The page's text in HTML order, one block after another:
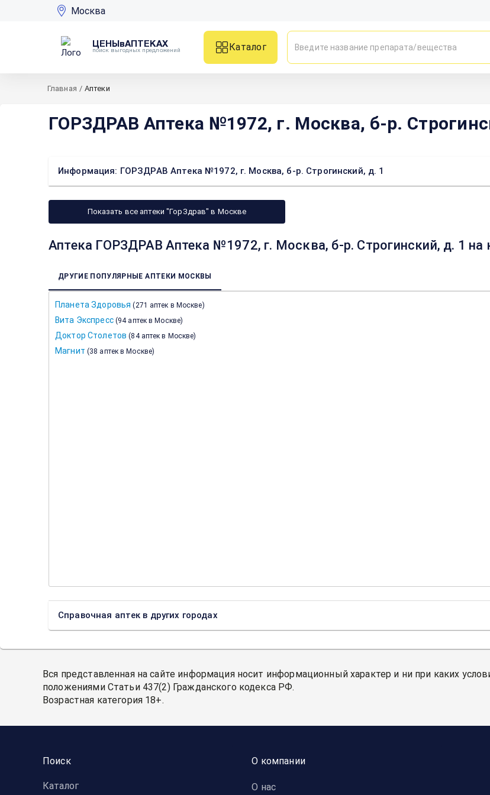
Москва
ЦЕНЫвАПТЕКАХ
поиск выгодных предложений
Каталог
Главная / Аптеки
ГОРЗДРАВ Аптека №1972, г. Москва, б-р.
Информация: ГОРЗДРАВ Аптека №1972, г. Москва, б-р. Строгинский, д. 1
Показать все аптеки "ГорЗдрав" в Москве
Аптека ГОРЗДРАВ Аптека №1972, г. Москва, б-р. Строгинский, д. 1
ДРУГИЕ ПОПУЛЯРНЫЕ АПТЕКИ МОСКВЫ
Планета Здоровья (271 аптек в Москве)
Вита Экспресс (94 аптек в Москве)
Доктор Столетов (84 аптек в Москве)
Магнит (38 аптек в Москве)
Справочная аптек в других городах
Вся представленная на сайте информация носит информационный характер и ни при каких
положениями Статьи 437(2) Гражданского кодекса РФ.
Возрастная категория 18+.
Поиск
Каталог
О компании
О нас